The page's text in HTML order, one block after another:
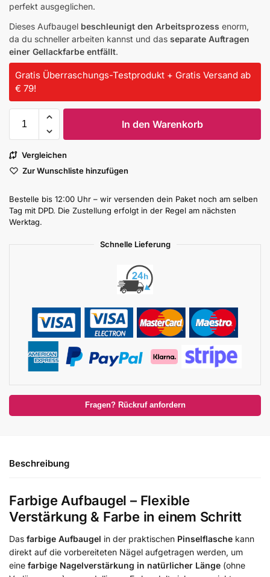
perfekt ausgeglichen.
Dieses Aufbaugel beschleunigt den Arbeitsprozess enorm,
da du schneller arbeiten kannst und das separate Auftragen
einer Gellackfarbe entfällt.
Gratis Überraschungs-Testprodukt + Gratis Versand ab
€ 79!
In den Warenkorb
Vergleichen
Zur Wunschliste hinzufügen
Bestelle bis 12:00 Uhr – wir versenden dein Paket noch am selben
Tag mit DPD. Die Zustellung erfolgt in der Regel am nächsten
Werktag.
Schnelle Lieferung
Fragen? Rückruf anfordern
Beschreibung
Farbige Aufbaugel – Flexible
Verstärkung & Farbe in einem Schritt
Das farbige Aufbaugel in der praktischen Pinselflasche kann
direkt auf die vorbereiteten Nägel aufgetragen werden, um
eine farbige Nagelverstärkung in natürlicher Länge (ohne